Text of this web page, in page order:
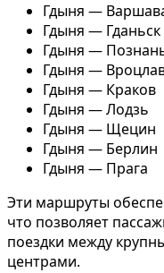
Гдыня —
Гдыня — Гданьск
Гдыня —
Гдыня —
Гдыня — Краков
Гдыня — Лодзь
Гдыня — Щецин
Гдыня — Берлин
Гдыня — Прага
Эти маршруты
что позволяет
поездки между
центрами.